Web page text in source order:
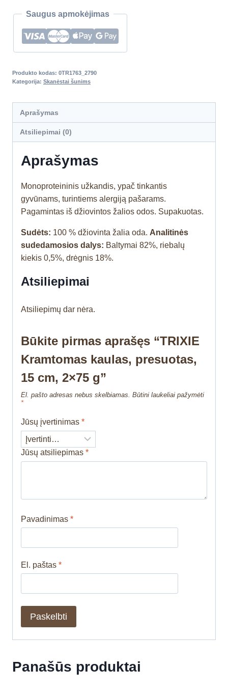
Saugus apmokėjimas
Produkto kodas: 0TR1763_2790
Kategorija: Skanėstai šunims
Aprašymas
Atsiliepimai (0)
Aprašymas
Monoproteininis užkandis, ypač tinkantis
gyvūnams, turintiems alergiją pašarams.
Pagamintas iš džiovintos žalios odos. Supakuotas.
Sudėts: 100 % džiovinta žalia oda. Analitinės
sudedamosios dalys: Baltymai 82%, riebalų
kiekis 0,5%, drėgnis 18%.
Atsiliepimai
Atsiliepimų dar nėra.
Būkite pirmas aprašęs “TRIXIE
Kramtomas kaulas, presuotas,
15 cm, 2×75 g”
El. pašto adresas nebus skelbiamas. Būtini laukeliai pažymėti
*
Jūsų įvertinimas *
Jūsų atsiliepimas *
Pavadinimas *
El. paštas *
Panašūs produktai